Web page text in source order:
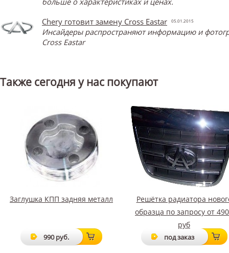
Chery готовит замену Cross Eastar
05.01.2015
Инсайдеры распространяют информацию и
Cross Eastar
Также сегодня у нас покупают
Заглушка КПП задняя металл
990 руб.
Решётка радиатора
образца по запросу от
руб
под заказ